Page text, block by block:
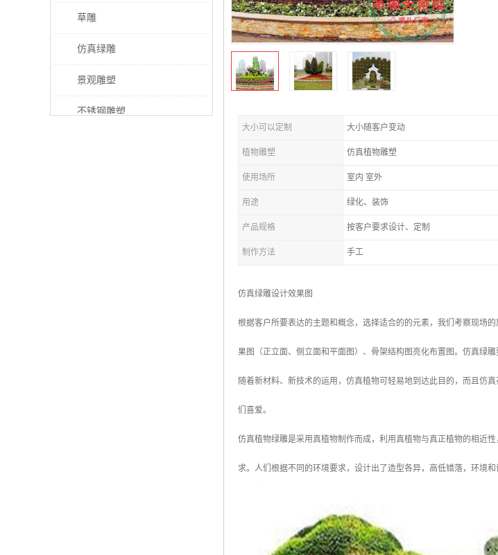
草雕
仿真绿雕
景观雕塑
不锈钢雕塑
大小可以定制 大小随客户变动
植物雕塑 仿真植物雕塑
使用场所 室内 室外
用途 绿化、装饰
产品规格 按客户要求设计、定制
制作方法 手工
仿真绿雕设计效果图
根据客户所要表达的主题和概念，选择适合的的元素，我们考察现场
果图（正立面、侧立面和平面图）、骨架结构图亮化布置图。仿真绿雕
随着新材料、新技术的运用，仿真植物可轻易地到达此目的，而且仿
们喜爱。
仿真植物绿雕是采用真植物制作而成，利用真植物与真正植物的相近
求。人们根据不同的环境要求，设计出了造型各异，高低错落，环境